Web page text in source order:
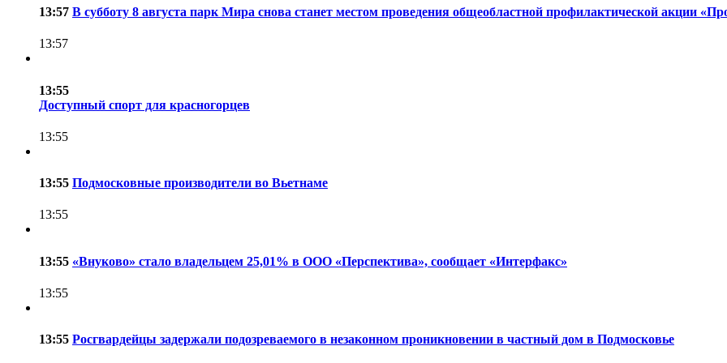
13:57 В субботу 8 августа парк Мира снова станет местом проведения общеобластной профилактической акции
13:57
13:55
Доступный спорт для красногорцев
13:55
13:55 Подмосковные производители во Вьетнаме
13:55
13:55 «Внуково» стало владельцем 25,01% в ООО «Перспектива», сообщает «Интерфакс»
13:55
13:55 Росгвардейцы задержали подозреваемого в незаконном проникновении в частный дом в Подмосковье